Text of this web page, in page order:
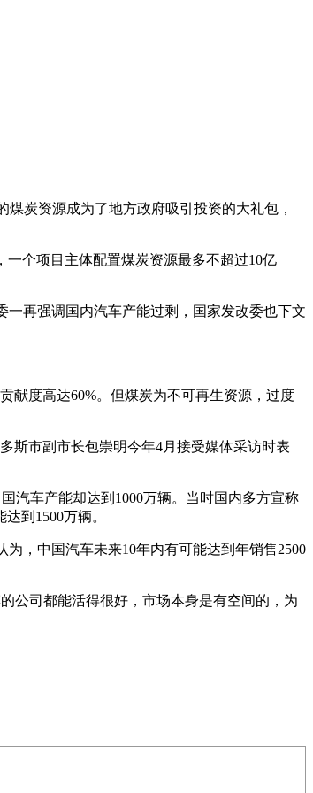
炭资源成为了地方政府吸引投资的大礼包，
个项目主体配置煤炭资源最多不超过10亿
再强调国内汽车产能过剩，国家发改委也下文
献度高达60%。但煤炭为不可再生资源，过度
斯市副市长包崇明今年4月接受媒体采访时表
汽车产能却达到1000万辆。当时国内多方宣称
到1500万辆。
，中国汽车未来10年内有可能达到年销售2500
公司都能活得很好，市场本身是有空间的，为